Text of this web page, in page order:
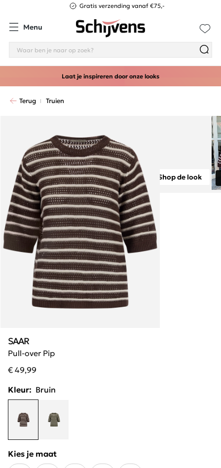
Gratis verzending vanaf €75,-
Menu
Laat je inspireren door onze looks
Terug Truien
Shop de look
Pull-over Pip
SAAR
€ 49,99
Kleur: Bruin
Kies je maat